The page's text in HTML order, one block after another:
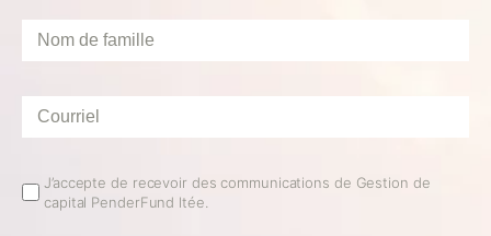
Nom
Courriel*
Email
Opt
J’accepte de recevoir des communications de Gestion de
capital PenderFund ltée.